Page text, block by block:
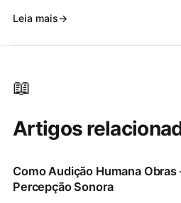
Leia mais
📖
Artigos
ComoAudição HumanaObras
Percepção Sonora